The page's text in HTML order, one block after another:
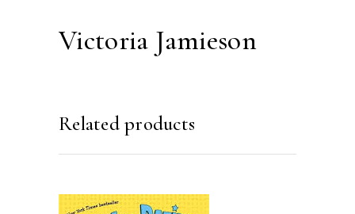
Victoria Jamieson
Related products